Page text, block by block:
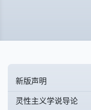
新版声明
灵性主义学说导论